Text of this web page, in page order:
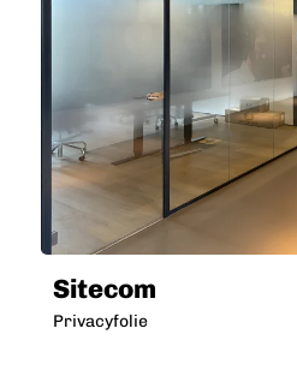
Sitecom
Privacyfolie